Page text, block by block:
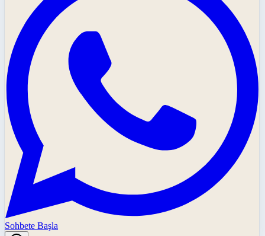
Sohbete Başla